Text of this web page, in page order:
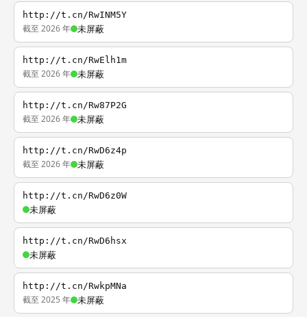
http://t.cn/RwINM5Y
截至 2026 年 未屏蔽
http://t.cn/RwElh1m
截至 2026 年 未屏蔽
http://t.cn/Rw87P2G
截至 2026 年 未屏蔽
http://t.cn/RwD6z4p
截至 2026 年 未屏蔽
http://t.cn/RwD6z0W
未屏蔽
http://t.cn/RwD6hsx
未屏蔽
http://t.cn/RwkpMNa
截至 2025 年 未屏蔽